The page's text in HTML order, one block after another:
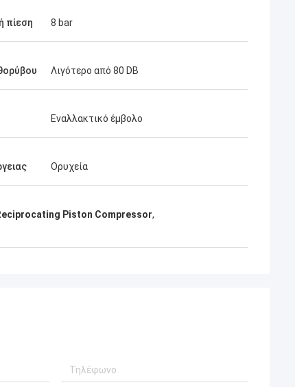
πίεση 8 bar
Λιγότερο από 80 DB
Εναλλακτικό έμβολο
Ορυχεία
Piston Compressor,